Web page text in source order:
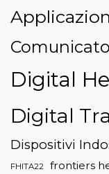
Digital
Digital
Dispositivi
FHITA22 frontiers